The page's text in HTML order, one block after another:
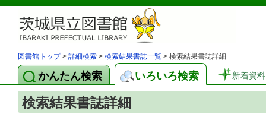
図書館トップ> 詳細検索 > 検索結果書誌一覧 > 検索結果書誌詳細
かんたん検索 いろいろ検索 新着資料
検索結果書誌詳細